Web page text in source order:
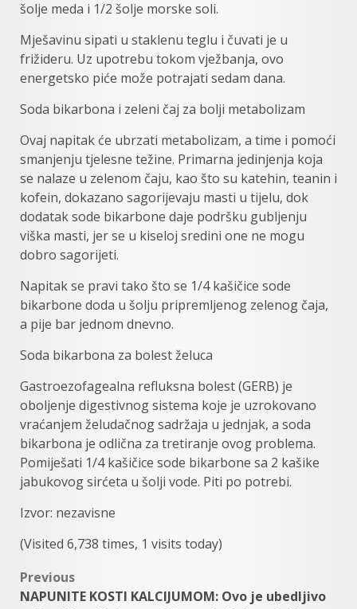
šolje meda i 1/2 šolje morske soli.
Mješavinu sipati u staklenu teglu i čuvati je u
frižideru. Uz upotrebu tokom vježbanja, ovo
energetsko piće može potrajati sedam dana.
Soda bikarbona i zeleni čaj za bolji metabolizam
Ovaj napitak će ubrzati metabolizam, a time i pomoći
smanjenju tjelesne težine. Primarna jedinjenja koja
se nalaze u zelenom čaju, kao što su katehin, teanin i
kofein, dokazano sagorijevaju masti u tijelu, dok
dodatak sode bikarbone daje podršku gubljenju
viška masti, jer se u kiseloj sredini one ne mogu
dobro sagorijeti.
Napitak se pravi tako što se 1/4 kašičice sode
bikarbone doda u šolju pripremljenog zelenog čaja,
a pije bar jednom dnevno.
Soda bikarbona za bolest želuca
Gastroezofagealna refluksna bolest (GERB) je
oboljenje digestivnog sistema koje je uzrokovano
vraćanjem želudačnog sadržaja u jednjak, a soda
bikarbona je odlična za tretiranje ovog problema.
Pomiješati 1/4 kašičice sode bikarbone sa 2 kašike
jabukovog sirćeta u šolji vode. Piti po potrebi.
Izvor: nezavisne
(Visited 6,738 times, 1 visits today)
Post
Previous
NAPUNITE KOSTI KALCIJUMOM: Ovo je ubedljivo